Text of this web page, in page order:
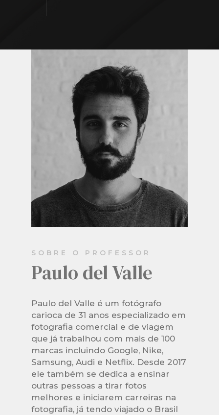
SOBRE O PROFESSOR
Paulo del Valle
Paulo del Valle é um fotógrafo
carioca de 31 anos especializado em
fotografia comercial e de viagem
que já trabalhou com mais de 100
marcas incluindo Google, Nike,
Samsung, Audi e Netflix. Desde 2017
ele também se dedica a ensinar
outras pessoas a tirar fotos
melhores e iniciarem carreiras na
fotografia, já tendo viajado o Brasil